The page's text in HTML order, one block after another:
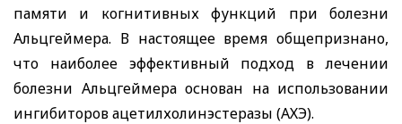
памяти и когнитивных функций при болезни
Альцгеймера. В настоящее время общепризнано,
что наиболее эффективный подход в лечении
болезни Альцгеймера основан на использовании
ингибиторов ацетилхолинэстеразы (АХЭ).